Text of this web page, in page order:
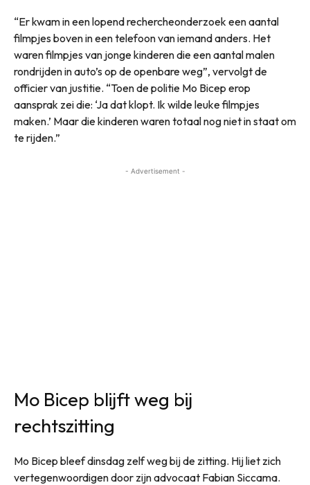
“Er kwam in een lopend rechercheonderzoek een aantal
filmpjes boven in een telefoon van iemand anders. Het
waren filmpjes van jonge kinderen die een aantal malen
rondrijden in auto’s op de openbare weg”, vervolgt de
officier van justitie. “Toen de politie Mo Bicep erop
aansprak zei die: ‘Ja dat klopt. Ik wilde leuke filmpjes
maken.’ Maar die kinderen waren totaal nog niet in staat om
te rijden.”
- Advertisement -
Mo Bicep blijft weg bij
rechtszitting
Mo Bicep bleef dinsdag zelf weg bij de zitting. Hij liet zich
vertegenwoordigen door zijn advocaat Fabian Siccama.